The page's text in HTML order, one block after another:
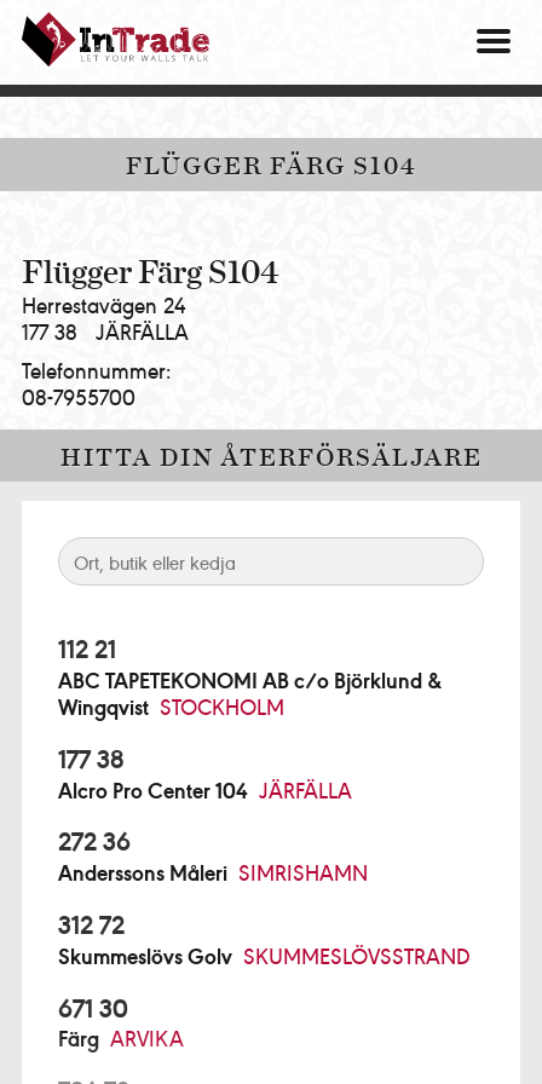
Intrade
ITG
AB
|
your
talk
FLÜGGER FÄRG S104
Flügger Färg S104
Herrestavägen 24
177 38
JÄRFÄLLA
Telefonnummer:
08-7955700
HITTA DIN ÅTERFÖRSÄLJARE
112 21
ABC TAPETEKONOMI AB c/o Björklund &
Wingqvist STOCKHOLM
177 38
Alcro Pro Center 104 JÄRFÄLLA
272 36
Anderssons Måleri SIMRISHAMN
312 72
Skummeslövs Golv SKUMMESLÖVSSTRAND
671 30
Färg ARVIKA
OM
VÅRA
HITTA